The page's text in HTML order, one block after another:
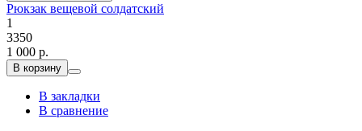
Рюкзак вещевой солдатский
1
3350
1 000 р.
В корзину
В закладки
В сравнение